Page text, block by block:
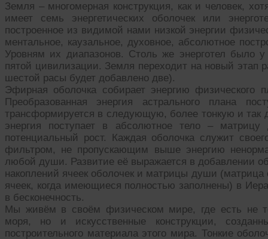
Земля – многомерная конструкция, как и человек,
имеет семь энергетических оболочек или
построенное из видимой нами низкой энергии
ментальное, каузальное, духовное, абсолютное
Уровням их диапазонов. Столь же энерготел было
пятой цивилизации. Земля переходит на новый этап
шестой расы будет добавлено две).
Эфирная оболочка собирает энергию физического
Преобразованная энергия астрального плана
трансформируется в следующую, более тонкую и так
энергия поступает в абсолютное тело –
потенциальный рост. Каждая оболочка служит
фильтром, не пропускающим выше энергию
любой души. Развитие её выражается в добавлении
накоплений ячеек оболочек и матрицы души
ячеек, когда имеющиеся полностью заполнены) в
в бесконечность.
Мы живём в своём физическом мире, где есть не
моря, но и искусственные конструкции,
построительного материала этого мира. Тонкие